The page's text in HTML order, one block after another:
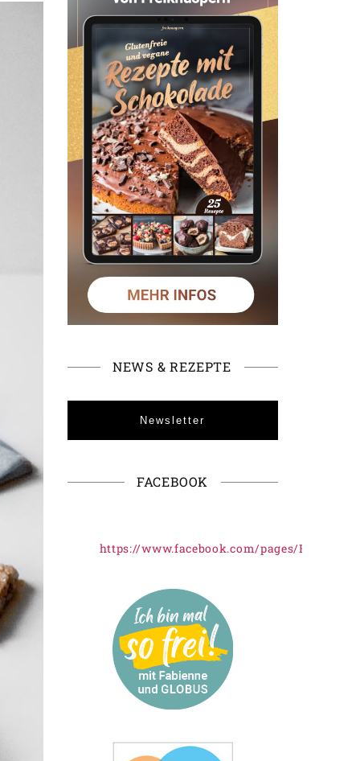
NEWS & REZEPTE
Newsletter
FACEBOOK
https://www.facebook.com/pages/